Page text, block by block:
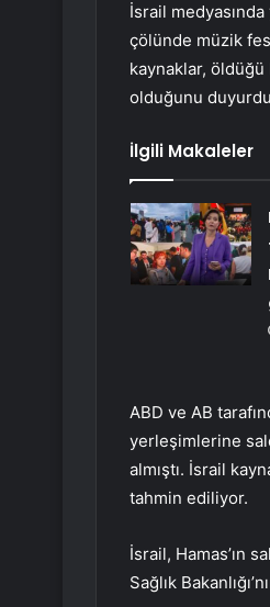
İsrail
çölünde müzik
kaynaklar,
olduğunu
İlgili Makaleler
ABD ve AB
yerleşimlerine
almıştı. İsrail
tahmin ediliyor.
İsrail, Hamas’ın
Sağlık